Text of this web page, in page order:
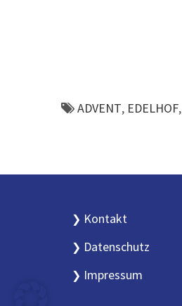
ADVENT, EDELHOF,
Kontakt
Datenschutz
Impressum